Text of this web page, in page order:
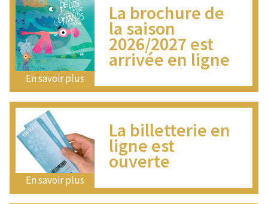
En savoir plus
La brochure de
la saison
2026/2027 est
arrivée en ligne
En savoir plus
La billetterie en
ligne est
ouverte